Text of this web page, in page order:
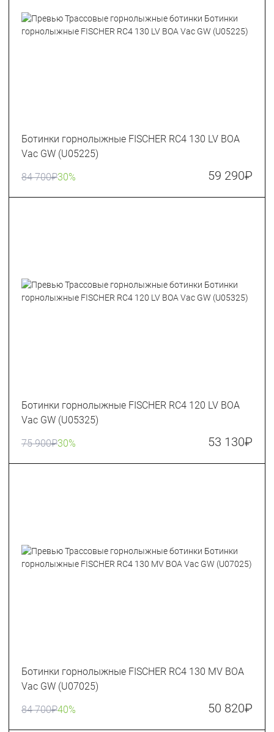
Ботинки горнолыжные FISCHER RC4 130 LV BOA
Vac GW (U05225)
84 700₽30% 59 290₽
Ботинки горнолыжные FISCHER RC4 120 LV BOA
Vac GW (U05325)
75 900₽30% 53 130₽
Ботинки горнолыжные FISCHER RC4 130 MV BOA
Vac GW (U07025)
84 700₽40% 50 820₽